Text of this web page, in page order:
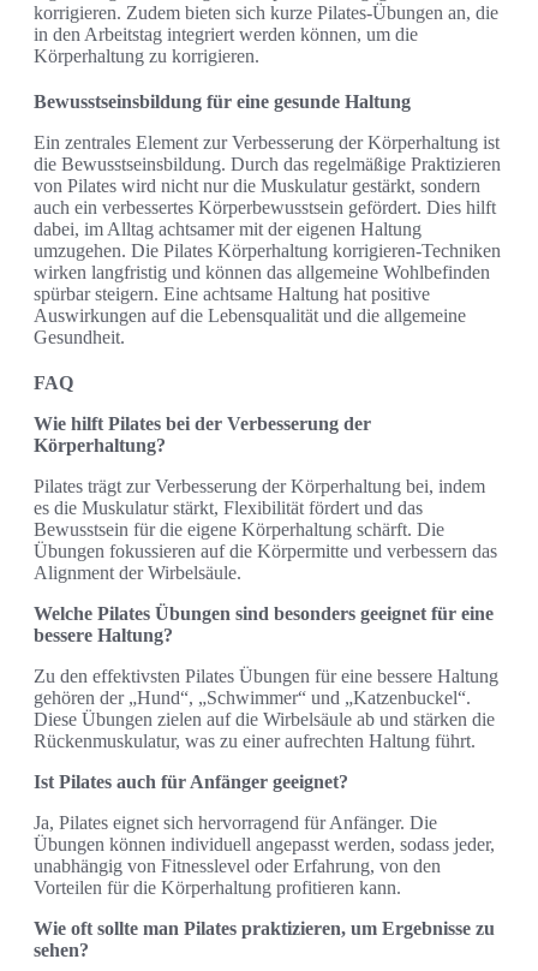
korrigieren. Zudem bieten sich kurze Pilates-Übungen an, die
in den Arbeitstag integriert werden können, um die
Körperhaltung zu korrigieren.
Bewusstseinsbildung für eine gesunde Haltung
Ein zentrales Element zur Verbesserung der Körperhaltung ist
die Bewusstseinsbildung. Durch das regelmäßige Praktizieren
von Pilates wird nicht nur die Muskulatur gestärkt, sondern
auch ein verbessertes Körperbewusstsein gefördert. Dies hilft
dabei, im Alltag achtsamer mit der eigenen Haltung
umzugehen. Die Pilates Körperhaltung korrigieren-Techniken
wirken langfristig und können das allgemeine Wohlbefinden
spürbar steigern. Eine achtsame Haltung hat positive
Auswirkungen auf die Lebensqualität und die allgemeine
Gesundheit.
FAQ
Wie hilft Pilates bei der Verbesserung der
Körperhaltung?
Pilates trägt zur Verbesserung der Körperhaltung bei, indem
es die Muskulatur stärkt, Flexibilität fördert und das
Bewusstsein für die eigene Körperhaltung schärft. Die
Übungen fokussieren auf die Körpermitte und verbessern das
Alignment der Wirbelsäule.
Welche Pilates Übungen sind besonders geeignet für eine
bessere Haltung?
Zu den effektivsten Pilates Übungen für eine bessere Haltung
gehören der „Hund“, „Schwimmer“ und „Katzenbuckel“.
Diese Übungen zielen auf die Wirbelsäule ab und stärken die
Rückenmuskulatur, was zu einer aufrechten Haltung führt.
Ist Pilates auch für Anfänger geeignet?
Ja, Pilates eignet sich hervorragend für Anfänger. Die
Übungen können individuell angepasst werden, sodass jeder,
unabhängig von Fitnesslevel oder Erfahrung, von den
Vorteilen für die Körperhaltung profitieren kann.
Wie oft sollte man Pilates praktizieren, um Ergebnisse zu
sehen?